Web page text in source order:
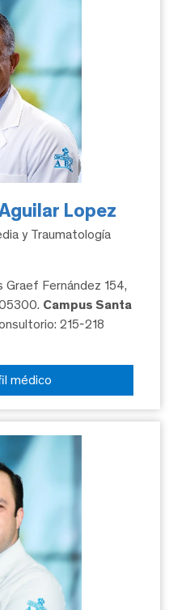
Lopez
y Traumatología
Graef Fernández 154,
Campus Santa
215-218
médico